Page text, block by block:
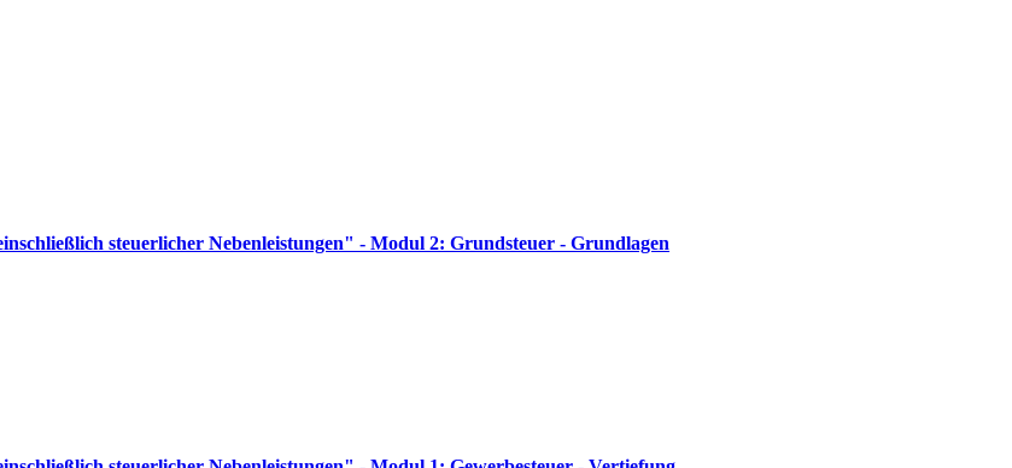
steuerlicher Nebenleistungen" - Modul 2: Grundsteuer - Grundlagen